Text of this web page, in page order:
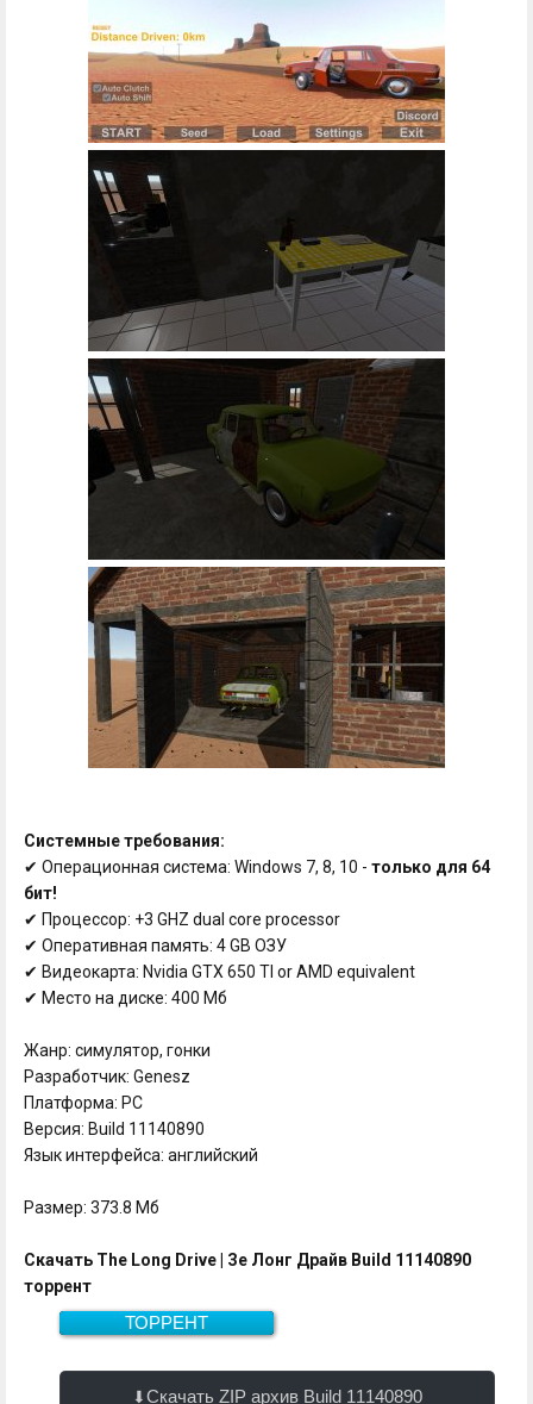
Системные требования:
✔ Операционная система: Windows 7, 8, 10 - только для 64
бит!
✔ Процессор: +3 GHZ dual core processor
✔ Оперативная память: 4 GB ОЗУ
✔ Видеокарта: Nvidia GTX 650 TI or AMD equivalent
✔ Место на диске: 400 Мб
Жанр: симулятор, гонки
Разработчик: Genesz
Платформа: PC
Версия: Build 11140890
Язык интерфейса: английский
Размер: 373.8 Мб
Скачать The Long Drive | Зе Лонг Драйв Build 11140890
торрент
ТОРРЕНТ
373.8 Мб
Скачать
Скачать ZIP архив Build 11140890